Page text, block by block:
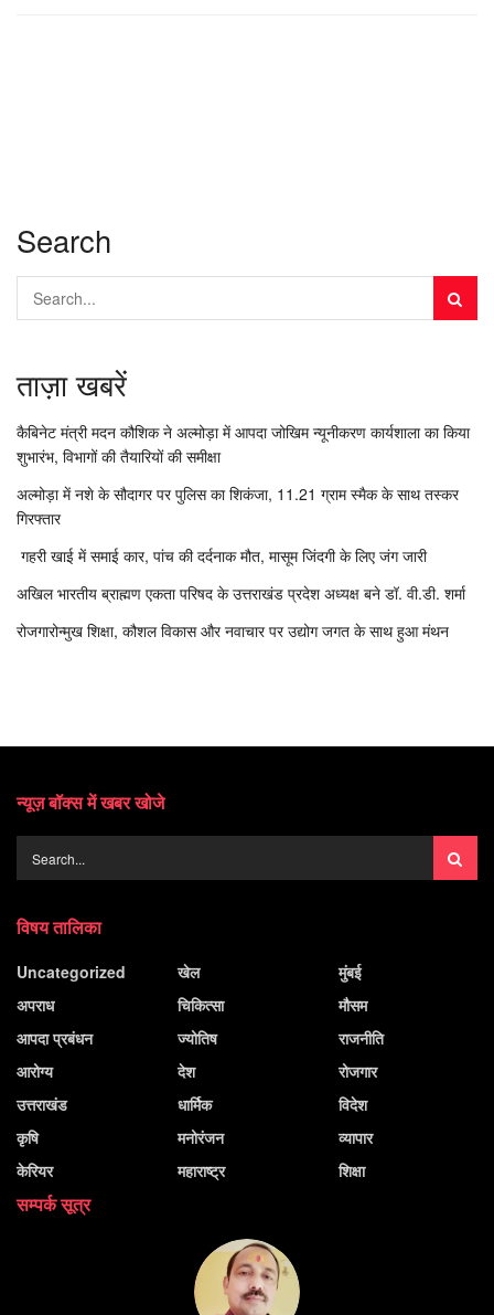
Search
ताज़ा खबरें
कैबिनेट मंत्री मदन कौशिक ने अल्मोड़ा में आपदा जोखिम न्यूनीकरण कार्यशाला का किया
शुभारंभ, विभागों की तैयारियों की समीक्षा
अल्मोड़ा में नशे के सौदागर पर पुलिस का शिकंजा, 11.21 ग्राम स्मैक के साथ तस्कर
गिरफ्तार
गहरी खाई में समाई कार, पांच की दर्दनाक मौत, मासूम जिंदगी के लिए जंग जारी
अखिल भारतीय ब्राह्मण एकता परिषद के उत्तराखंड प्रदेश अध्यक्ष बने डॉ. वी.डी. शर्मा
रोजगारोन्मुख शिक्षा, कौशल विकास और नवाचार पर उद्योग जगत के साथ हुआ मंथन
न्यूज़ बॉक्स में खबर खोजे
विषय तालिका
Uncategorized
अपराध
आपदा प्रबंधन
आरोग्य
उत्तराखंड
कृषि
केरियर
खेल
चिकित्सा
ज्योतिष
देश
धार्मिक
मनोरंजन
महाराष्ट्र
मुंबई
मौसम
राजनीति
रोजगार
विदेश
व्यापार
शिक्षा
सम्पर्क सूत्र